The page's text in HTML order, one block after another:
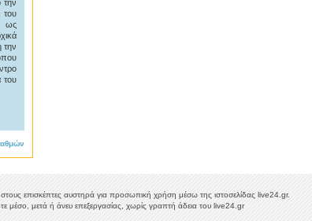
την
του
ως
την
του
επισκέπτες αυστηρά για προσωπική χρήση μέσω της ιστοσελίδας live24.gr.
μετά ή άνευ επεξεργασίας, χωρίς γραπτή άδεια του live24.gr